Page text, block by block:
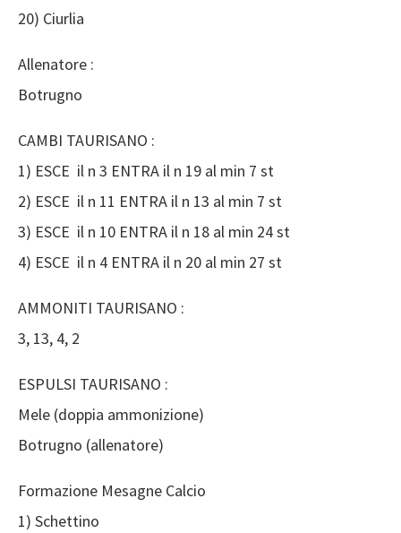
20) Ciurlia
Allenatore :
Botrugno
CAMBI TAURISANO :
1) ESCE il n 3 ENTRA il n 19 al min 7 st
2) ESCE il n 11 ENTRA il n 13 al min 7 st
3) ESCE il n 10 ENTRA il n 18 al min 24 st
4) ESCE il n 4 ENTRA il n 20 al min 27 st
AMMONITI TAURISANO :
3, 13, 4, 2
ESPULSI TAURISANO :
Mele (doppia ammonizione)
Botrugno (allenatore)
Formazione Mesagne Calcio
1) Schettino